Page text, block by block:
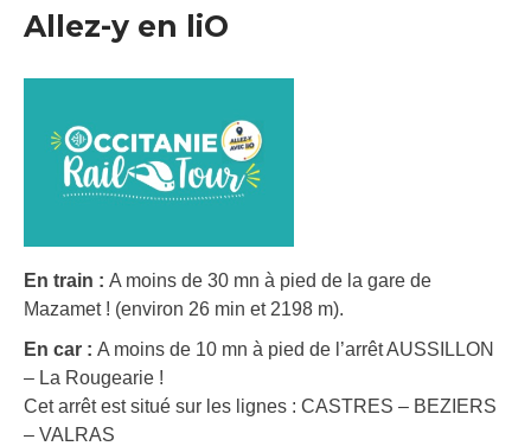
Allez-y en liO
En train : A moins de 30 mn à pied de la gare de
Mazamet ! (environ 26 min et 2198 m).
En car : A moins de 10 mn à pied de l’arrêt AUSSILLON
– La Rougearie !
Cet arrêt est situé sur les lignes : CASTRES – BEZIERS
– VALRAS